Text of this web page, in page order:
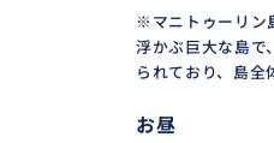
同じ道を歩いても、誰と
わります。土地の物語を知
く“学びと気づき”に変わり
※マニトゥーリン
浮かぶ巨大な島で
られており、島全
お昼